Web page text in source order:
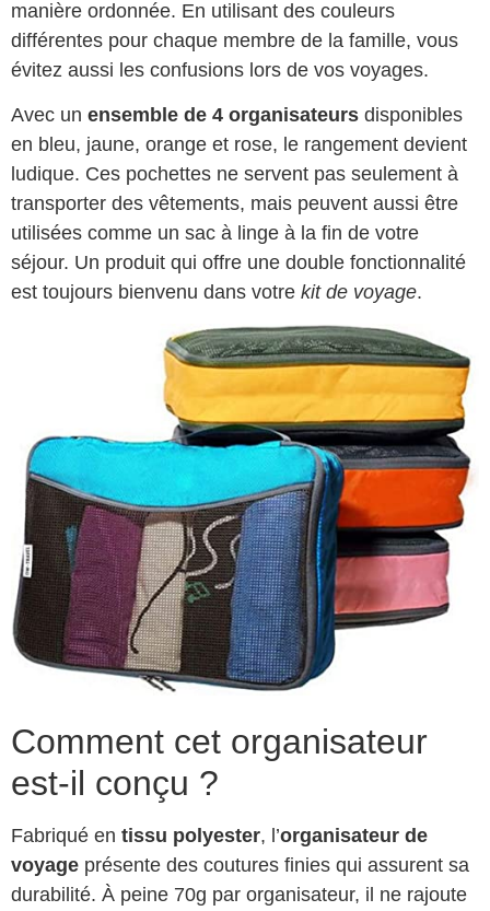
manière ordonnée. En utilisant des couleurs
différentes pour chaque membre de la famille, vous
évitez aussi les confusions lors de vos voyages.
Avec un ensemble de 4 organisateurs disponibles
en bleu, jaune, orange et rose, le rangement devient
ludique. Ces pochettes ne servent pas seulement à
transporter des vêtements, mais peuvent aussi être
utilisées comme un sac à linge à la fin de votre
séjour. Un produit qui offre une double fonctionnalité
est toujours bienvenu dans votre kit de voyage.
Comment cet organisateur
est-il conçu ?
Fabriqué en tissu polyester, l’organisateur de
voyage présente des coutures finies qui assurent sa
durabilité. À peine 70g par organisateur, il ne rajoute